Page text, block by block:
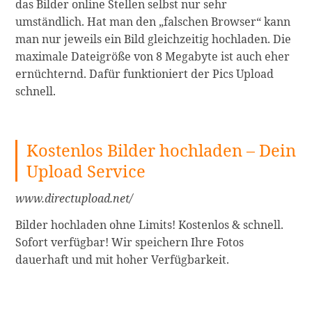
das Bilder online Stellen selbst nur sehr
umständlich. Hat man den „falschen Browser“ kann
man nur jeweils ein Bild gleichzeitig hochladen. Die
maximale Dateigröße von 8 Megabyte ist auch eher
ernüchternd. Dafür funktioniert der Pics Upload
schnell.
Kostenlos Bilder hochladen – Dein
Upload Service
www.directupload.net/
Bilder hochladen ohne Limits! Kostenlos & schnell.
Sofort verfügbar! Wir speichern Ihre Fotos
dauerhaft und mit hoher Verfügbarkeit.